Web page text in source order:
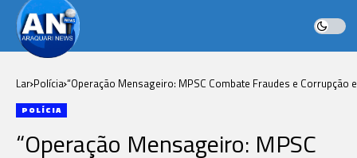
Lar Polícia “Operação Mensageiro: MPSC Combate Fraudes e Corrupção
POLÍCIA
“Operação Mensageiro: MPSC